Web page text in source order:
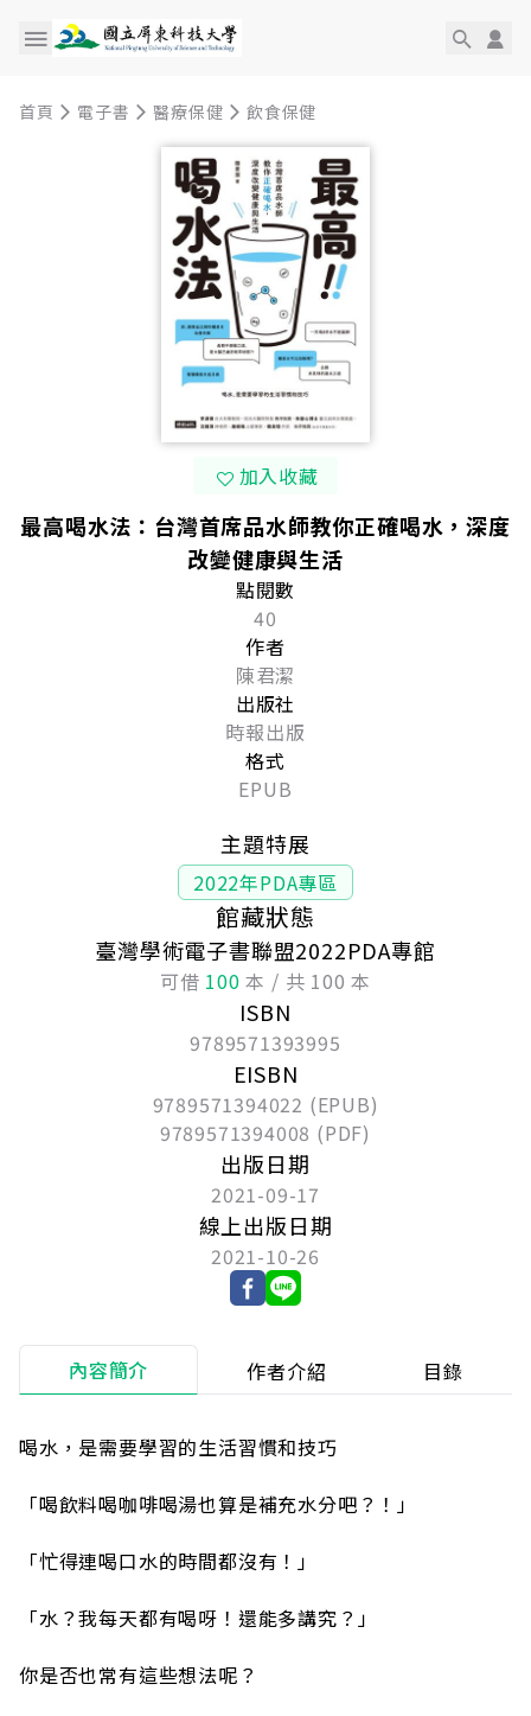
首頁 電子書 醫療保健 飲食保健
加入收藏
最高喝水法：台灣首席品水師教你正確喝水，深度
改變健康與生活
點閱數
40
作者
陳君潔
出版社
時報出版
格式
EPUB
主題特展
2022年PDA專區
館藏狀態
臺灣學術電子書聯盟2022PDA專館
可借 100 本 / 共 100 本
ISBN
9789571393995
EISBN
9789571394022 (EPUB)
9789571394008 (PDF)
出版日期
2021-09-17
線上出版日期
2021-10-26
內容簡介 作者介紹 目錄
喝水，是需要學習的生活習慣和技巧
「喝飲料喝咖啡喝湯也算是補充水分吧？！」
「忙得連喝口水的時間都沒有！」
「水？我每天都有喝呀！還能多講究？」
你是否也常有這些想法呢？